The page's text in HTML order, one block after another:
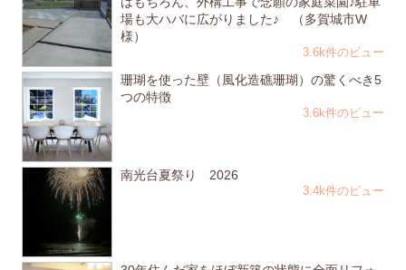
場も大ハバに広がりました♪ （多賀城市W
様）
3.6k件のビュー
珊瑚を使った壁（風化造礁珊瑚）の驚くべき5
つの特徴
3.6k件のビュー
南光台夏祭り 2026
3.4k件のビュー